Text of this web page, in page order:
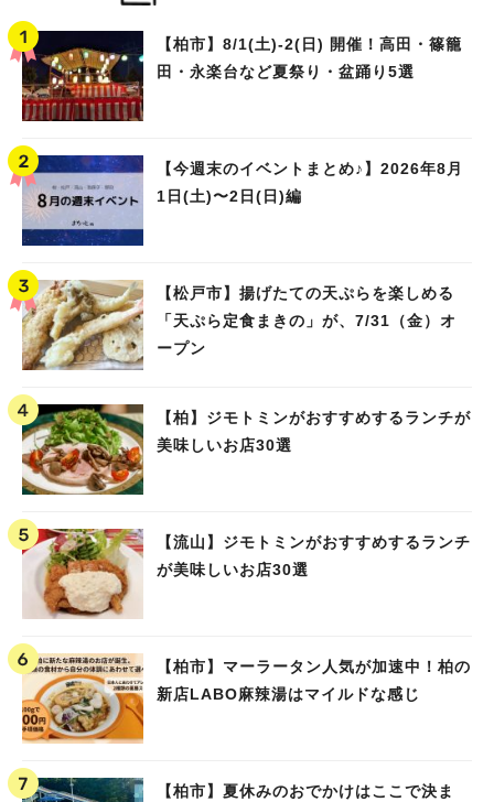
【柏市】8/1(土)‐2(日) 開催！高田・篠籠
田・永楽台など夏祭り・盆踊り5選
【今週末のイベントまとめ♪】2026年8月
1日(土)〜2日(日)編
【松戸市】揚げたての天ぷらを楽しめる
「天ぷら定食まきの」が、7/31（金）オ
ープン
【柏】ジモトミンがおすすめするランチが
美味しいお店30選
【流山】ジモトミンがおすすめするランチ
が美味しいお店30選
【柏市】マーラータン人気が加速中！柏の
新店LABO麻辣湯はマイルドな感じ
【柏市】夏休みのおでかけはここで決ま